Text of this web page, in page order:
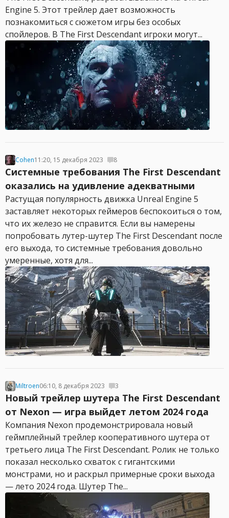
Engine 5. Этот трейлер дает возможность
познакомиться с сюжетом игры без особых
спойлеров. В The First Descendant игроки могут...
Cohen11:20, 15 декабря 2023 8
Системные требования The First Descendant
оказались на удивление адекватными
Растущая популярность движка Unreal Engine 5
заставляет некоторых геймеров беспокоиться о том,
что их железо не справится. Если вы намерены
попробовать лутер-шутер The First Descendant после
его выхода, то системные требования довольно
умеренные, хотя для...
Miltroen06:10, 8 декабря 2023 3
Новый трейлер шутера The First Descendant
от Nexon — игра выйдет летом 2024 года
Компания Nexon продемонстрировала новый
геймплейный трейлер кооперативного шутера от
третьего лица The First Descendant. Ролик не только
показал несколько схваток с гигантскими
монстрами, но и раскрыл примерные сроки выхода
— лето 2024 года. Шутер The...